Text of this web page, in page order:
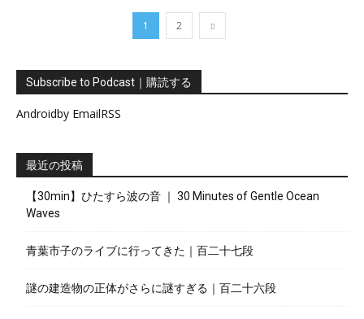
1 2
Subscribe to Podcast｜購読する
Androidby EmailRSS
最近の投稿
【30min】ひたすら波の音 ｜ 30 Minutes of Gentle Ocean
Waves
青葉市子のライブに行ってきた｜百二十七段
謎の建造物の正体がさらに謎すぎる｜百二十六段